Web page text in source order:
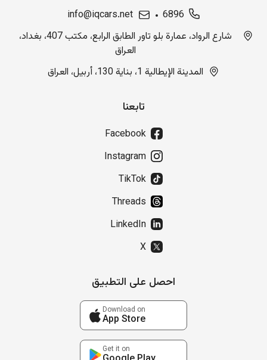
6896
info@iqcars.net
شارع الرواد، عمارة بلو تاور الطابق الرابع، مكتب 407، بغداد،
العراق
المدينة الإيطالية 1، بناية 130، أربيل، العراق
تابعنا
Facebook
Instagram
TikTok
Threads
LinkedIn
X
احصل على التطبيق
Download on
App Store
Get it on